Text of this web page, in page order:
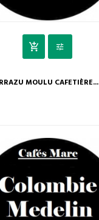
MOULU CAFETIÈRE...